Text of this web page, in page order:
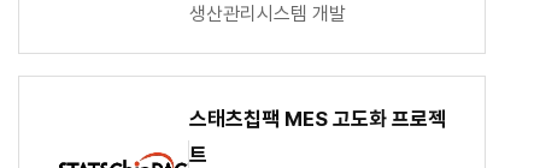
생산관리시스템 개발
스태츠칩팩 MES 고도화 프로젝
트